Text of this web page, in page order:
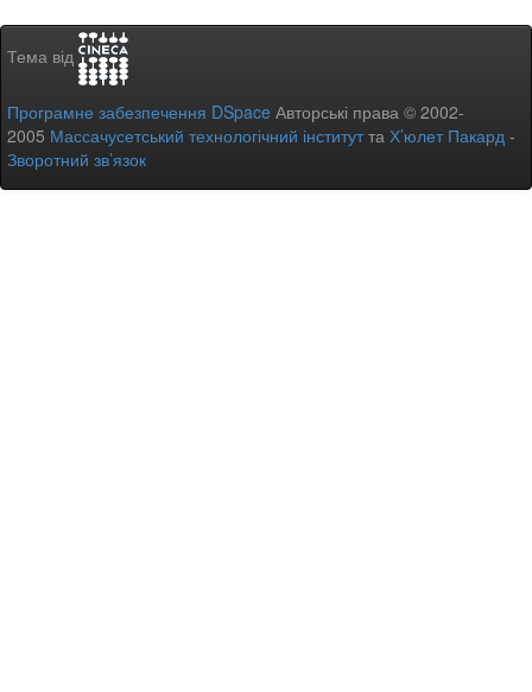
Тема від
Програмне забезпечення DSpace Авторські права © 2002-
2005 Массачусетський технологічний інститутта Х’юлет Пакард -
Зворотний зв’язок